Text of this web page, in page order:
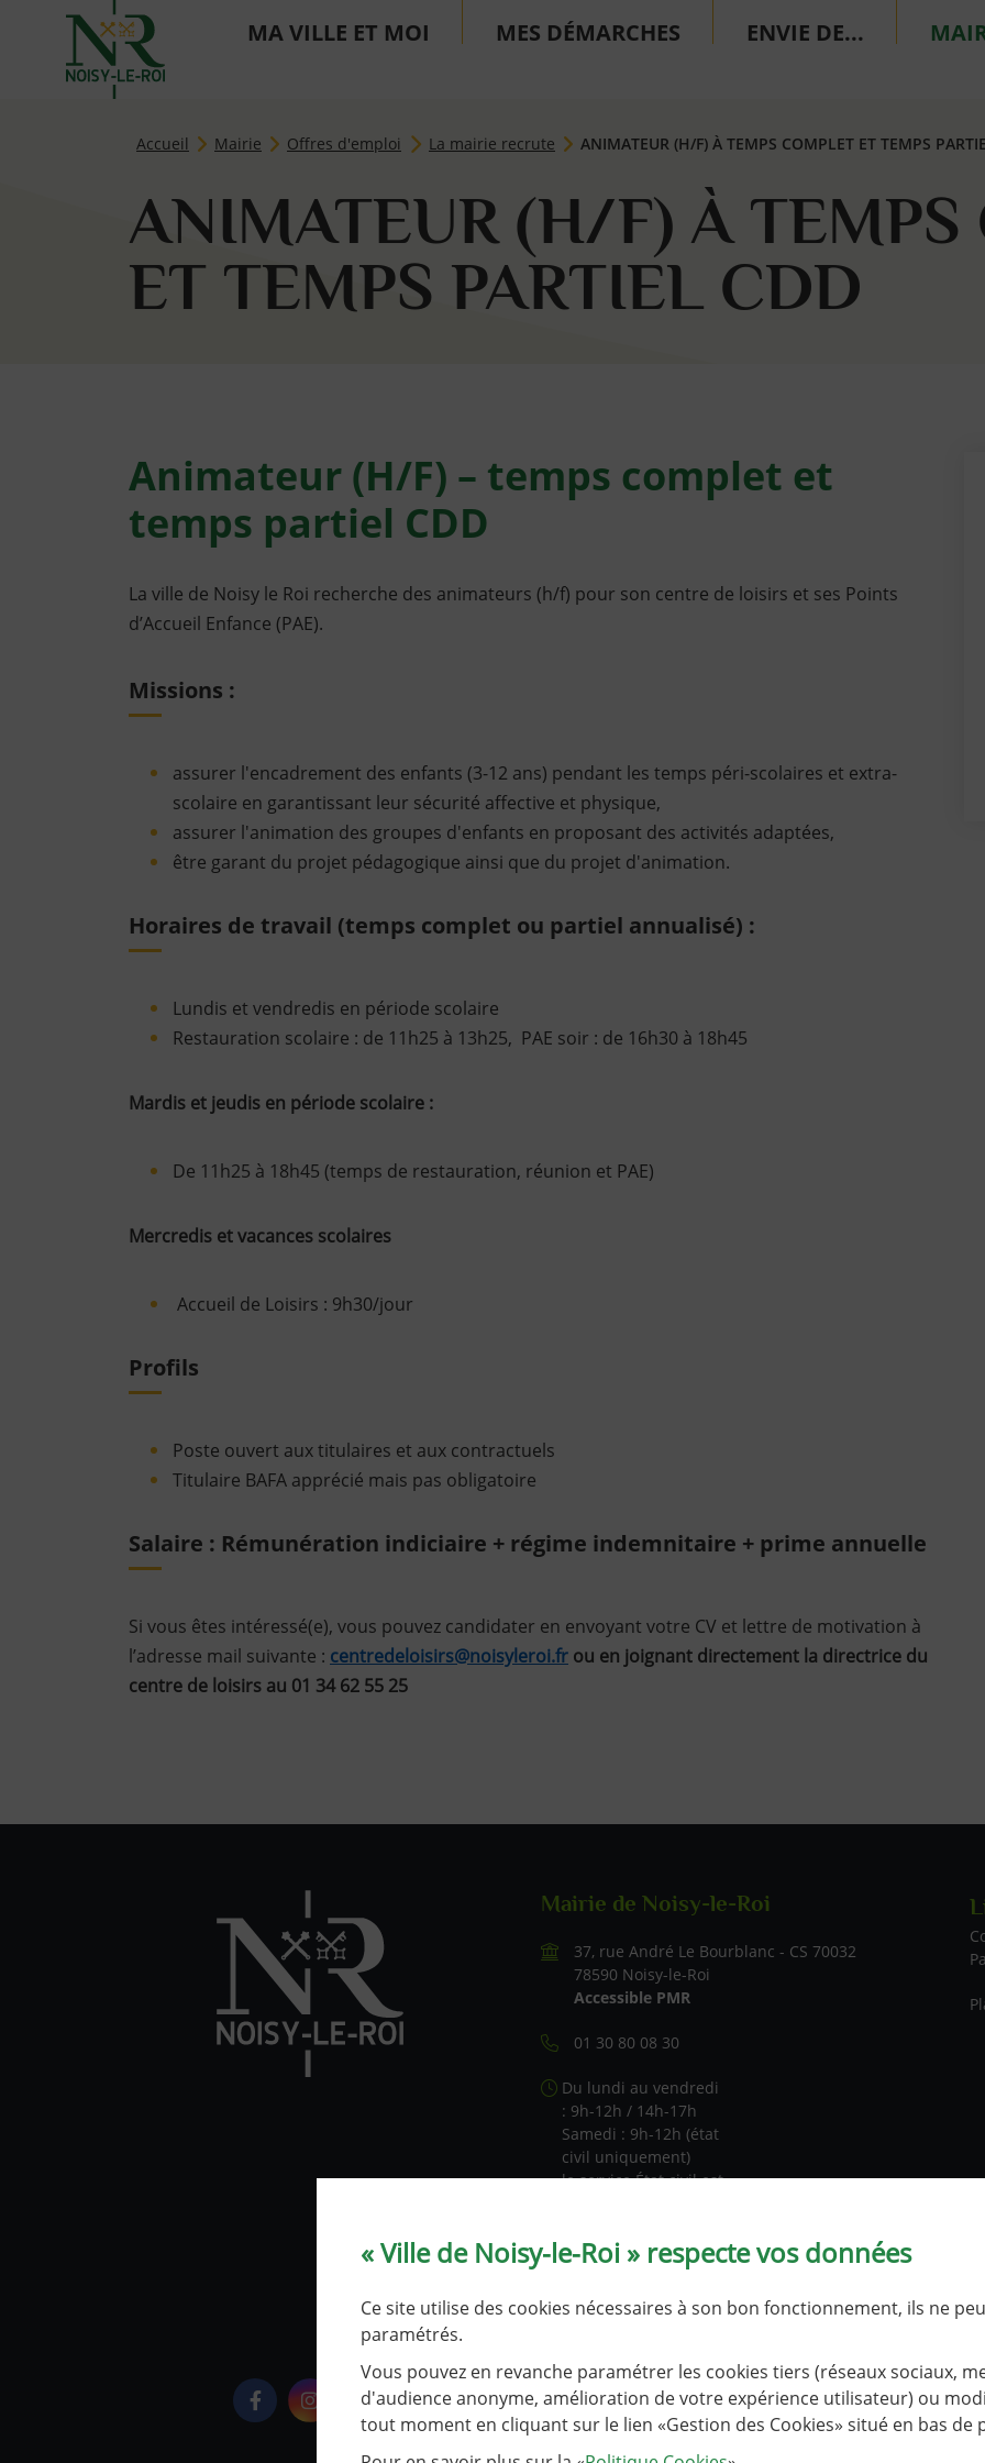
MA VILLE ET MOI MES DÉMARCHES ENVIE DE...
Accueil
Page d'accueil du site
Mairie Offres d'emploi La mairie recrute ANIMATEUR (H/F) À TEMPS COMPLET ET TEMPS
ANIMATEUR (H/F) À TEMPS
ET TEMPS PARTIEL CDD
Animateur (H/F) – temps complet et
temps partiel CDD
La ville de Noisy le Roi recherche des animateurs (h/f) pour son centre de loisirs et ses Points
d’Accueil Enfance (PAE).
Missions :
assurer l'encadrement des enfants (3-12 ans) pendant les temps péri-scolaires et extra-
scolaire en garantissant leur sécurité affective et physique,
assurer l'animation des groupes d'enfants en proposant des activités adaptées,
être garant du projet pédagogique ainsi que du projet d'animation.
Horaires de travail (temps complet ou partiel annualisé) :
Lundis et vendredis en période scolaire
Restauration scolaire : de 11h25 à 13h25, PAE soir : de 16h30 à 18h45
Mardis et jeudis en période scolaire :
De 11h25 à 18h45 (temps de restauration, réunion et PAE)
Mercredis et vacances scolaires
Accueil de Loisirs : 9h30/jour
Profils
Poste ouvert aux titulaires et aux contractuels
Titulaire BAFA apprécié mais pas obligatoire
Salaire : Rémunération indiciaire + régime indemnitaire + prime annuelle
Si vous êtes intéressé(e), vous pouvez candidater en envoyant votre CV et lettre de motivation à
l’adresse mail suivante : centredeloisirs@noisyleroi.fr ou en joignant directement la directrice du
centre de loisirs au 01 34 62 55 25
Logo Facebook
Logo Instagram
Logo Youtube
Mairie de Noisy-le-Roi
37, rue André Le Bourblanc - CS 70032
78590 Noisy-le-Roi
Accessible PMR
01 30 80 08 30
Du lundi au vendredi
: 9h-12h / 14h-17h
Samedi : 9h-12h (état
civil uniquement)
le service État civil est
chaque mois.
fréquentation
NOUS CONTACTER
« Ville de Noisy-le-Roi » respecte vos données
Ce site utilise des cookies nécessaires à son bon fonctionnement, ils ne
paramétrés.
Vous pouvez en revanche paramétrer les cookies tiers (réseaux sociaux,
d'audience anonyme, amélioration de votre expérience utilisateur) ou
tout moment en cliquant sur le lien «Gestion des Cookies» situé en bas de